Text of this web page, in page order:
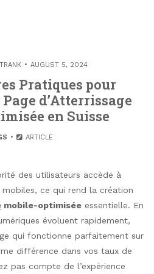
AUGUST 5, 2024
Pratiques pour
d’Atterrissage
en Suisse
ARTICLE
des utilisateurs accède à
ce qui rend la création
mobile-optimisée essentielle. En
évoluent rapidement,
qui fonctionne parfaitement sur
différence dans vos taux de
pas compte de l’expérience